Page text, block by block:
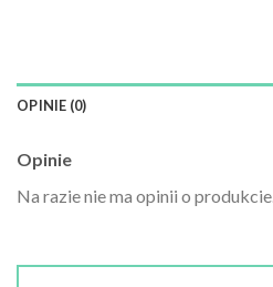
OPINIE (0)
Opinie
Na razie nie ma opinii o produkcie.